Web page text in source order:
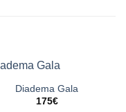
Diadema Gala
175€